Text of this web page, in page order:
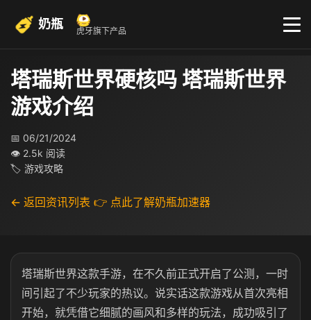
奶瓶 虎牙旗下产品
塔瑞斯世界硬核吗 塔瑞斯世界
游戏介绍
📅 06/21/2024
👁 2.5k 阅读
🏷 游戏攻略
← 返回资讯列表 👉 点此了解奶瓶加速器
塔瑞斯世界这款手游，在不久前正式开启了公测，一时
间引起了不少玩家的热议。说实话这款游戏从首次亮相
开始，就凭借它细腻的画风和多样的玩法，成功吸引了